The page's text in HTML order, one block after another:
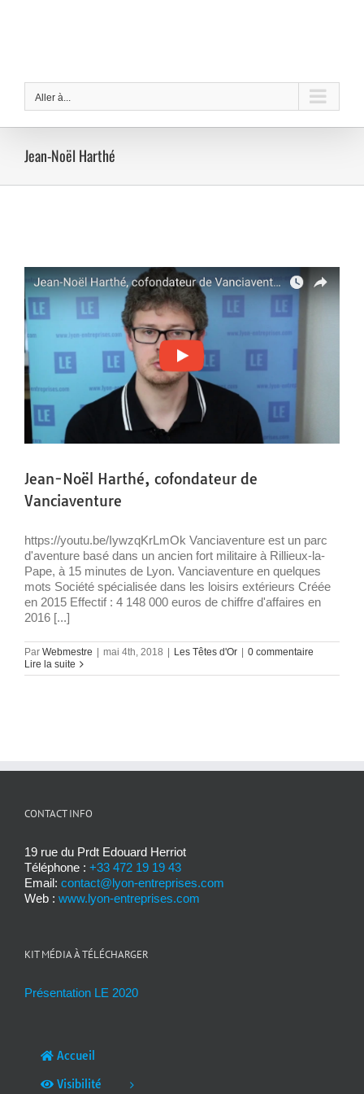
Aller à...
Jean-Noël Harthé
Jean-Noël Harthé, cofondateur de
Vanciaventure
https://youtu.be/IywzqKrLmOk Vanciaventure est un parc
d'aventure basé dans un ancien fort militaire à Rillieux-la-
Pape, à 15 minutes de Lyon. Vanciaventure en quelques
mots Société spécialisée dans les loisirs extérieurs Créée
en 2015 Effectif : 4 148 000 euros de chiffre d'affaires en
2016 [...]
Par Webmestre mai 4th, 2018 Les Têtes d'Or
0 commentaire
Lire la suite
CONTACT INFO
19 rue du Prdt Edouard Herriot
Téléphone : +33 472 19 19 43
Email: contact@lyon-entreprises.com
Web : www.lyon-entreprises.com
KIT MÉDIA À TÉLÉCHARGER
Présentation LE 2020
Accueil
Visibilité